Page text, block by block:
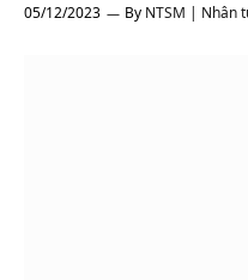
05/12/2023 By NTSM | Nhân